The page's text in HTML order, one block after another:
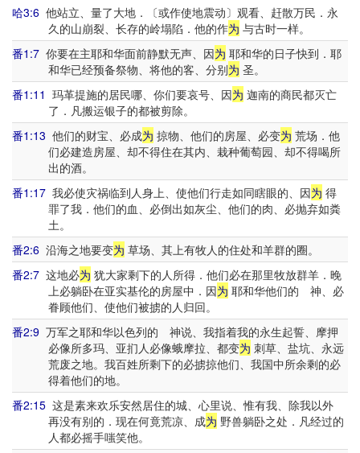
哈3:6 他站立、量了大地．〔或作使地震动〕观看、赶散万民．永
久的山崩裂、长存的岭塌陷．他的作为 与古时一样。
番1:7 你要在主耶和华面前静默无声、因为 耶和华的日子快到．耶
和华已经预备祭物、将他的客、分别为 圣。
番1:11 玛革提施的居民哪、你们要哀号、因为 迦南的商民都灭亡
了．凡搬运银子的都被剪除。
番1:13 他们的财宝、必成为 掠物、他们的房屋、必变为 荒场．他
们必建造房屋、却不得住在其内、栽种葡萄园、却不得喝所
出的酒。
番1:17 我必使灾祸临到人身上、使他们行走如同瞎眼的、因为 得
罪了我．他们的血、必倒出如灰尘、他们的肉、必抛弃如粪
土。
番2:6 沿海之地要变为 草场、其上有牧人的住处和羊群的圈。
番2:7 这地必为 犹大家剩下的人所得．他们必在那里牧放群羊．晚
上必躺卧在亚实基伦的房屋中．因为 耶和华他们的 神、必
眷顾他们、使他们被掳的人归回。
番2:9 万军之耶和华以色列的 神说、我指着我的永生起誓、摩押
必像所多玛、亚扪人必像蛾摩拉、都变为 刺草、盐坑、永远
荒废之地。我百姓所剩下的必掳掠他们、我国中所余剩的必
得着他们的地。
番2:15 这是素来欢乐安然居住的城、心里说、惟有我、除我以外
再没有别的．现在何竟荒凉、成为 野兽躺卧之处．凡经过的
人都必摇手嗤笑他。